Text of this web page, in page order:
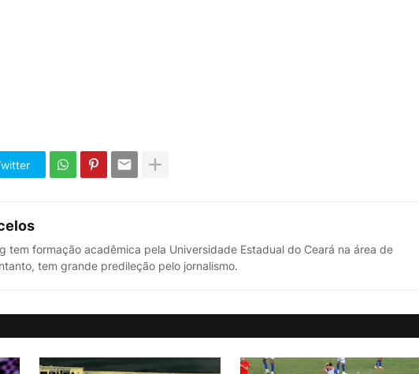
tem formação acadêmica pela Universidade Estadual do Ceará na área de
tem grande predileção pelo jornalismo.